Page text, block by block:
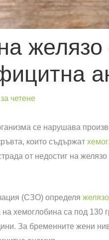
желязо
четене
се нарушава
които съдържат
от недостиг на
(СЗО) определя
на хемоглобина са под
За бременните жени